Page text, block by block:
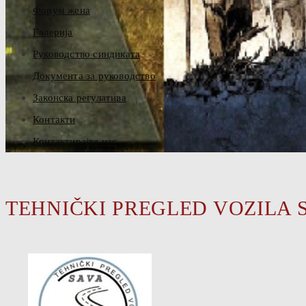
Форум жена
Галерија
Руководство синдиката
Документа за руководство
Законска регулатива
Контакти
Контактирајте нас
TEHNIČKI PREGLED VOZILA